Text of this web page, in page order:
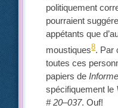
politiquement
pourraient
appétants que
moustiques8. Par
toutes ces
papiers de
spécifiquement le
# 20–037. Ouf!